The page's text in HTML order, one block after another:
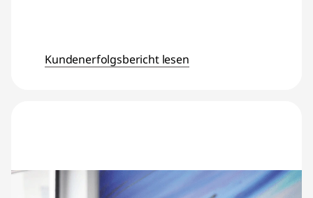
Kundenerfolgsbericht lesen